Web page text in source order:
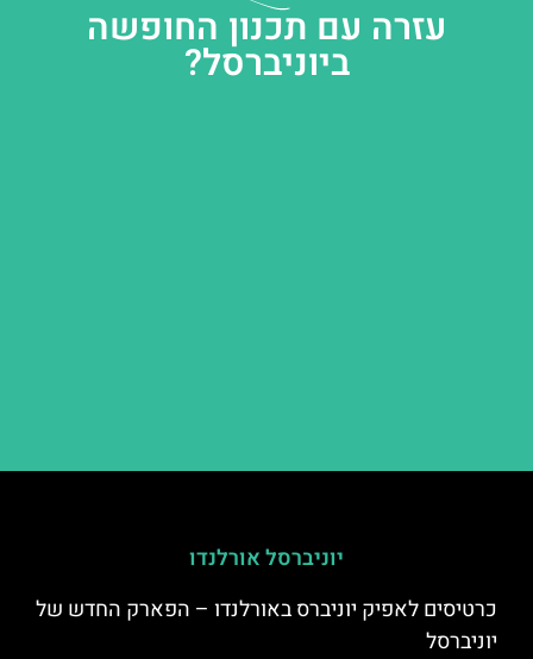
עזרה עם תכנון החופשה
ביוניברסל?
יוניברסל אורלנדו
כרטיסים לאפיק יוניברס באורלנדו – הפארק החדש של
יוניברסל